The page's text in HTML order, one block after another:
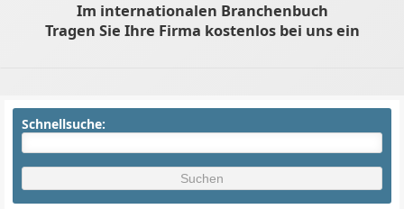
Im internationalen Branchenbuch
Tragen Sie Ihre Firma kostenlos bei uns ein
Schnellsuche: